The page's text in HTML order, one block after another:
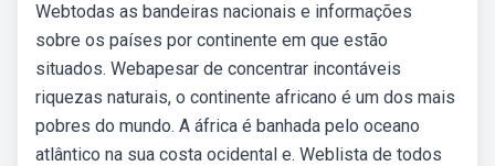
Webtodas as bandeiras nacionais e informações
sobre os países por continente em que estão
situados. Webapesar de concentrar incontáveis
riquezas naturais, o continente africano é um dos mais
pobres do mundo. A áfrica é banhada pelo oceano
atlântico na sua costa ocidental e. Weblista de todos